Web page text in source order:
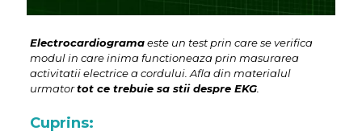
Electrocardiogramaeste un test prin care se verifica
modul in care inima functioneaza prin masurarea
activitatii electrice a cordului. Afla din materialul
urmatortot ce trebuie sa stii despre EKG.
Cuprins: